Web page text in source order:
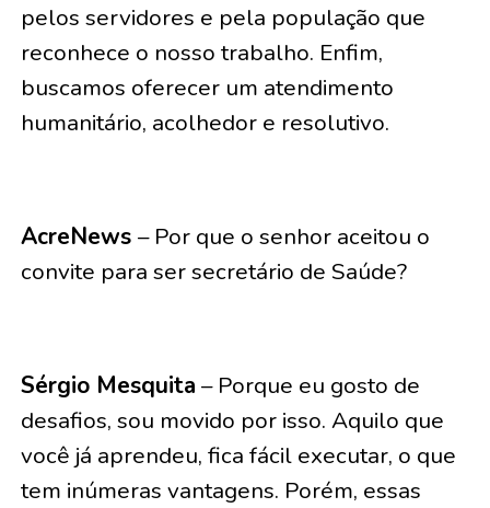
pelos servidores e pela população que
reconhece o nosso trabalho. Enfim,
buscamos oferecer um atendimento
humanitário, acolhedor e resolutivo.
AcreNews – Por que o senhor aceitou o
convite para ser secretário de Saúde?
Sérgio Mesquita – Porque eu gosto de
desafios, sou movido por isso. Aquilo que
você já aprendeu, fica fácil executar, o que
tem inúmeras vantagens. Porém, essas